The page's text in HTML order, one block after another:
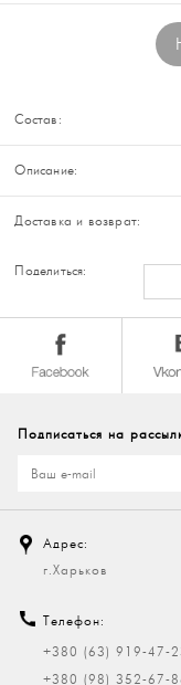
Состав:
Описание:
Доставка и возврат:
Поделиться:
Подписаться на
Адрес:
г.Харьков
Телефон:
+380 (63) 919-47-
+380 (98) 352-67-